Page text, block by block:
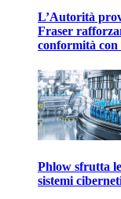
L’Autorità
Fraser
conformità
Phlow sfrutta
sistemi